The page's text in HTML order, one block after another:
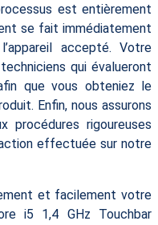
est entièrement
se fait immédiatement
accepté. Votre
qui évalueront
que vous obteniez le
Enfin, nous assurons
procédures rigoureuses
effectuée sur notre
et facilement votre
i5 1,4 GHz Touchbar